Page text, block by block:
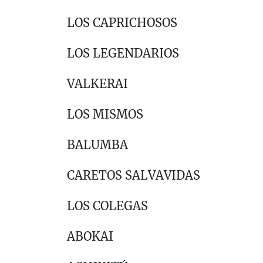
LOS CAPRICHOSOS
LOS LEGENDARIOS
VALKERAI
LOS MISMOS
BALUMBA
CARETOS SALVAVIDAS
LOS COLEGAS
ABOKAI